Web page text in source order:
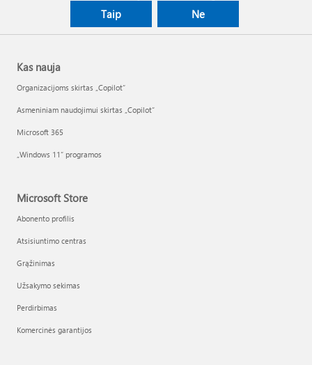
Taip Ne
Kas nauja
Organizacijoms skirtas „Copilot“
Asmeniniam naudojimui skirtas „Copilot“
Microsoft 365
„Windows 11“ programos
Microsoft Store
Abonento profilis
Atsisiuntimo centras
Grąžinimas
Užsakymo sekimas
Perdirbimas
Komercinės garantijos